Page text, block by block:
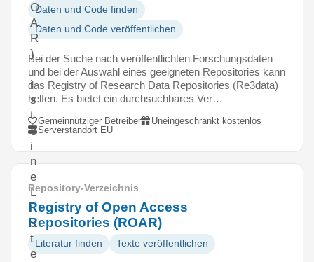
O
A
R
)
i
s
t
e
i
n
e
L
i
s
t
e
Daten und Code finden
Daten und Code veröffentlichen
Bei der Suche nach veröffentlichten Forschungsdaten
und bei der Auswahl eines geeigneten Repositories kann
das Registry of Research Data Repositories (Re3data)
helfen. Es bietet ein durchsuchbares Ver…
Gemeinnütziger Betreiber
Uneingeschränkt kostenlos
Serverstandort EU
Repository-Verzeichnis
Registry of Open Access
Repositories (ROAR)
Literatur finden Texte veröffentlichen